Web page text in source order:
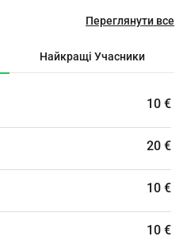
Переглянути все
Найкращі Учасники
10 €
20 €
10 €
10 €